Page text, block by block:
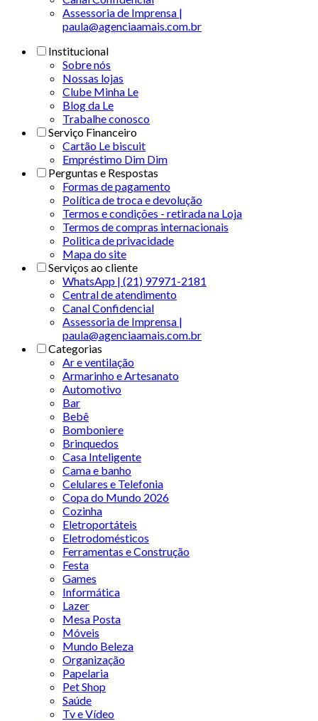
Assessoria de Imprensa |
paula@agenciaamais.com.br
Institucional
Sobre nós
Nossas lojas
Clube Minha Le
Blog da Le
Trabalhe conosco
Serviço Financeiro
Cartão Le biscuit
Empréstimo Dim Dim
Perguntas e Respostas
Formas de pagamento
Política de troca e devolução
Termos e condições - retirada na Loja
Termos de compras internacionais
Politica de privacidade
Mapa do site
Serviços ao cliente
WhatsApp | (21) 97971-2181
Central de atendimento
Canal Confidencial
Assessoria de Imprensa |
paula@agenciaamais.com.br
Categorias
Ar e ventilação
Armarinho e Artesanato
Automotivo
Bar
Bebê
Bomboniere
Brinquedos
Casa Inteligente
Cama e banho
Celulares e Telefonia
Copa do Mundo 2026
Cozinha
Eletroportáteis
Eletrodomésticos
Ferramentas e Construção
Festa
Games
Informática
Lazer
Mesa Posta
Móveis
Mundo Beleza
Organização
Papelaria
Pet Shop
Saúde
Tv e Vídeo